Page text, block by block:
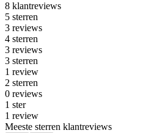
8 klantreviews
5 sterren
3 reviews
4 sterren
3 reviews
3 sterren
1 review
2 sterren
0 reviews
1 ster
1 review
Meeste sterren klantreviews